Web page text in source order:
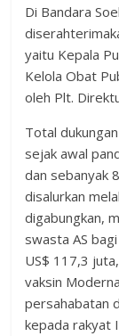
Di Bandara
yaitu Kepala
Kelola Obat
oleh Plt.
Total
sejak awal
dan sebanyak
disalurkan
digabungkan,
swasta AS
US$ 117,3
vaksin
persahabatan
kepada rakyat